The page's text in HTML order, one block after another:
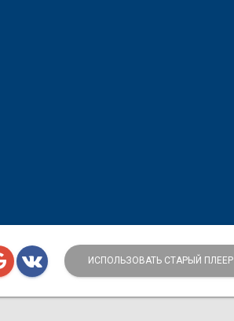
ИСПОЛЬЗОВАТЬ СТАРЫЙ ПЛЕЕР